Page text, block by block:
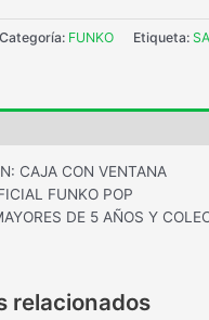
Categoría: FUNKO Etiqueta:
CAJA CON VENTANA
FUNKO POP
DE 5 AÑOS Y
relacionados